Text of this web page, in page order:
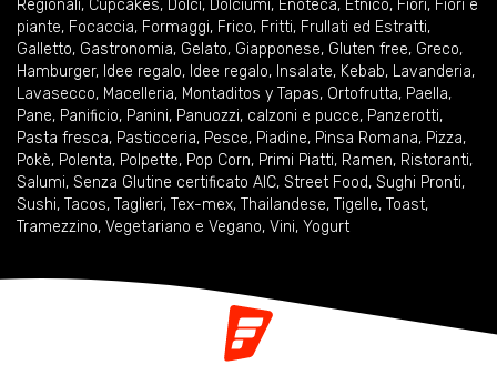
Regionali, Cupcakes, Dolci, Dolciumi, Enoteca, Etnico, Fiori, Fiori e
piante, Focaccia, Formaggi, Frico, Fritti, Frullati ed Estratti,
Galletto, Gastronomia, Gelato, Giapponese, Gluten free, Greco,
Hamburger, Idee regalo, Idee regalo, Insalate, Kebab, Lavanderia,
Lavasecco, Macelleria, Montaditos y Tapas, Ortofrutta, Paella,
Pane, Panificio, Panini, Panuozzi, calzoni e pucce, Panzerotti,
Pasta fresca, Pasticceria, Pesce, Piadine, Pinsa Romana, Pizza,
Pokè, Polenta, Polpette, Pop Corn, Primi Piatti, Ramen, Ristoranti,
Salumi, Senza Glutine certificato AIC, Street Food, Sughi Pronti,
Sushi, Tacos, Taglieri, Tex-mex, Thailandese, Tigelle, Toast,
Tramezzino, Vegetariano e Vegano, Vini, Yogurt